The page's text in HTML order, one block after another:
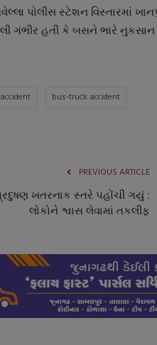
પોલીસ સ્ટેશન વિસ્તારમાં
ગંભીર હતી કે બસને ભારે
accident bus-truck accident
PREVIOUS ARTICLE
ખતરનાક સ્તરે પહોંચી ગયું :
લોકોને શ્વાસ લેવામાં તકલીફ